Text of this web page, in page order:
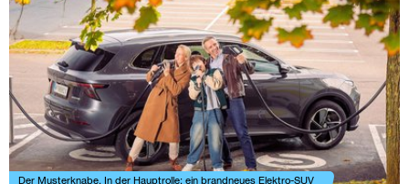
Der Musterknabe. In der Hauptrolle: ein brandneues Elektro-SUV